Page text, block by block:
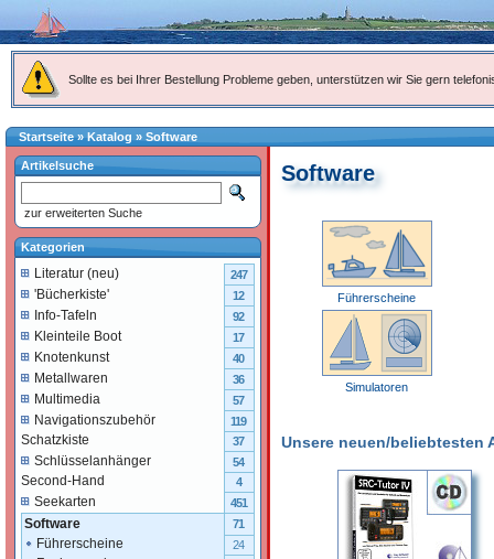
Sollte es bei Ihrer Bestellung Probleme geben, unterstützen wir Sie gern
Startseite»Katalog » Software
Software
Führerscheine
Simulatoren
Unsere neuen/beliebtesten
Artikelsuche
zur erweiterten Suche
Kategorien
Literatur (neu) 247
'Bücherkiste' 12
Info-Tafeln 92
Kleinteile Boot 17
Knotenkunst 40
Metallwaren 36
Multimedia 57
Navigationszubehör 119
Schatzkiste 37
Schlüsselanhänger 54
Second-Hand 4
Seekarten 451
Software 71
Führerscheine 24